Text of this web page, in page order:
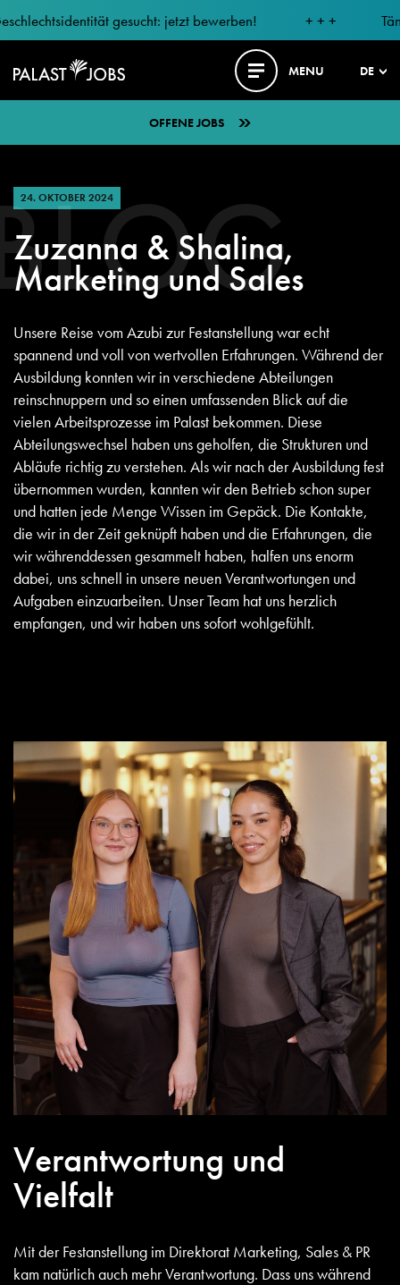
gesucht: jetzt bewerben!
MENU DE
OFFENE JOBS
24. OKTOBER 2024
Zuzanna & Shalina,
Marketing und Sales
Unsere Reise vom Azubi zur Festanstellung war echt
spannend und voll von wertvollen Erfahrungen. Während der
Ausbildung konnten wir in verschiedene Abteilungen
reinschnuppern und so einen umfassenden Blick auf die
vielen Arbeitsprozesse im Palast bekommen. Diese
Abteilungswechsel haben uns geholfen, die Strukturen und
Abläufe richtig zu verstehen. Als wir nach der Ausbildung fest
übernommen wurden, kannten wir den Betrieb schon super
und hatten jede Menge Wissen im Gepäck. Die Kontakte,
die wir in der Zeit geknüpft haben und die Erfahrungen, die
wir währenddessen gesammelt haben, halfen uns enorm
dabei, uns schnell in unsere neuen Verantwortungen und
Aufgaben einzuarbeiten. Unser Team hat uns herzlich
empfangen, und wir haben uns sofort wohlgefühlt.
Verantwortung und
Vielfalt
Mit der Festanstellung im Direktorat Marketing, Sales & PR
kam natürlich auch mehr Verantwortung. Dass uns während